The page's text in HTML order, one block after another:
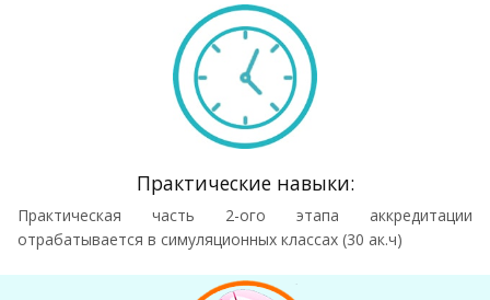
Практические навыки:
Практическая часть 2-ого этапа аккредитации
отрабатывается в симуляционных классах (30 ак.ч)